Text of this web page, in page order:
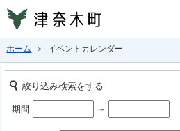
ホーム ＞ イベントカレンダー
絞り込み検索をする
期間 ～